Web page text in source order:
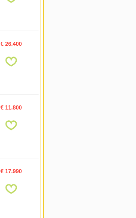
€ 26.400
€ 11.800
€ 17.990